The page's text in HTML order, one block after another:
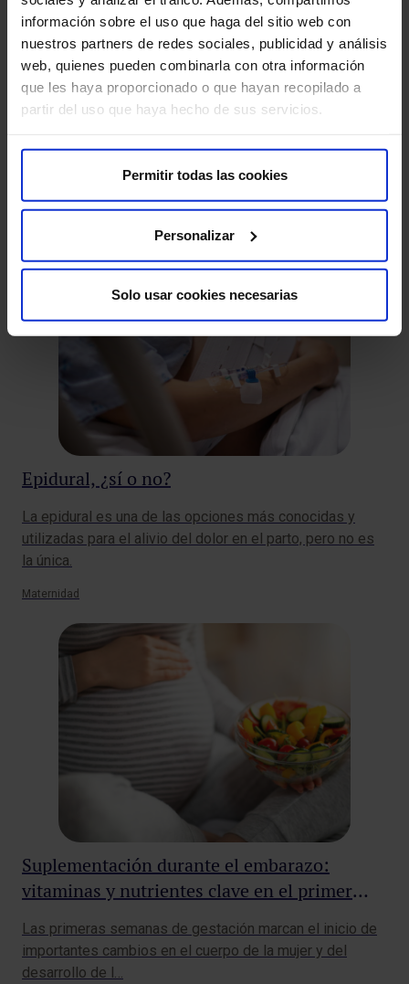
información sobre el uso que haga del sitio web con
nuestros partners de redes sociales, publicidad y análisis
web, quienes pueden combinarla con otra información
que les haya proporcionado o que hayan recopilado a
partir del uso que haya hecho de sus servicios.
Permitir todas las cookies
Personalizar
Solo usar cookies necesarias
Cuidado muscular y articular para runners:
qué hacer antes, durante y después de una
carrera
participan en carreras populares tanto en modalidades
de media como…
Traumatología
Epidural, ¿sí o no?
La epidural es una de las opciones más conocidas y
utilizadas para el alivio del dolor en el parto, pero no es
la única.
Maternidad
Suplementación durante el embarazo:
vitaminas y nutrientes clave en el primer
Las primeras semanas de gestación marcan el inicio de
importantes cambios en el cuerpo de la mujer y del
desarrollo de l…